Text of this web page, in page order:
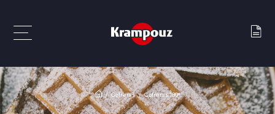
Gofreras Gofreras 180°